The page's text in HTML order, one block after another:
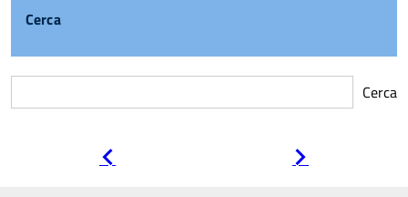
Cerca
Cerca